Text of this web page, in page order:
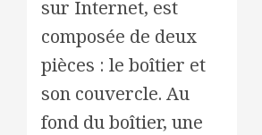
sur Internet, est
composée de deux
pièces : le boîtier et
son couvercle. Au
fond du boîtier, une